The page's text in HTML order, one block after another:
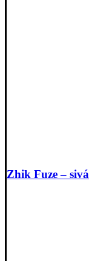
Zhik Fuze – sivá